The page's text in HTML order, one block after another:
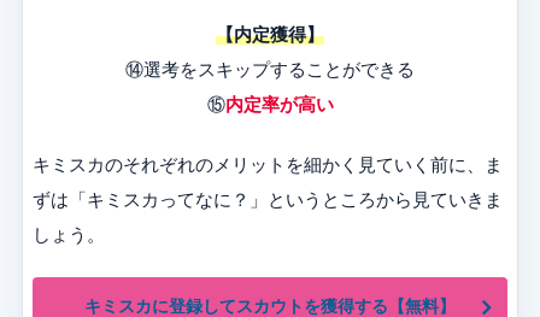
【内定獲得】
⑭選考をスキップすることができる
⑮内定率が高い
キミスカのそれぞれのメリットを細かく見ていく前に、ま
ずは「キミスカってなに？」というところから見ていきま
しょう。
キミスカに登録してスカウトを獲得する【無料】